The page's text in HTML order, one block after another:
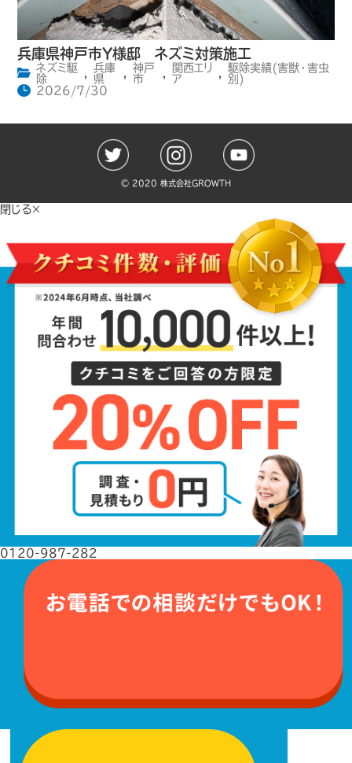
兵庫県神戸市Y様邸 ネズミ対策施工
ネズミ駆
除
兵庫
県
神戸
市
関西エリ
ア
駆除実績(害獣・害虫
別)
2026/7/30
©️ 2020 株式会社GROWTH
閉じる×
0120-987-282